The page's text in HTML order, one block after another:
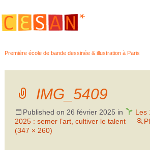
Première école de bande dessinée & illustration à Paris
au
IMG_5409
Published on 26 février 2025 in
Les
2025 : semer l’art, cultiver le talent
(347 × 260)